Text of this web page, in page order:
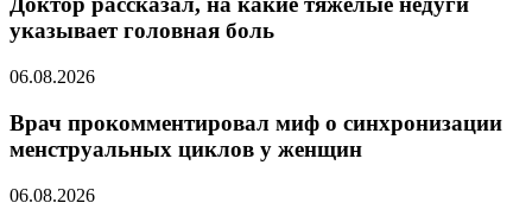
указывает головная боль
06.08.2026
Врач прокомментировал миф о синхронизации
менструальных циклов у женщин
06.08.2026